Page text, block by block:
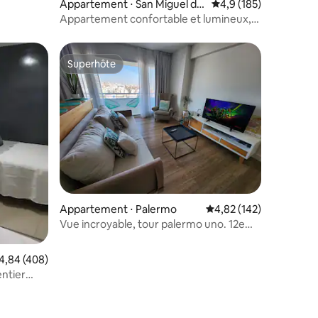
Appartement ⋅ San Miguel de
Tucumán
Évaluation moyenne
4,9 (185)
Appartement confortable et lumineux,
: 4,8 sur 5
moyenne sur la base de 408 commentaires : 4,84 sur 5
(408)
Superhôte
Superhôte
Appartement ⋅ Palermo Évaluation moyenne
4,82 (142)
Vue incroyable, tour palermo uno. 12e